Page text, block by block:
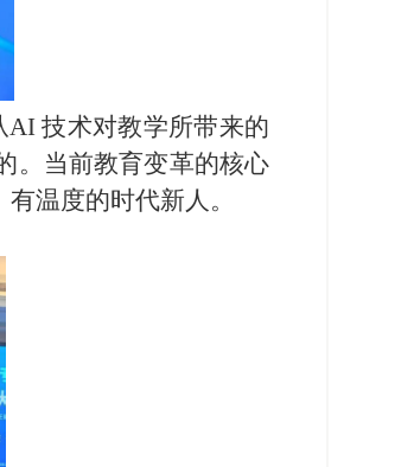
AI 技术对教学所带来的
。当前教育变革的核心
温度的时代新人。